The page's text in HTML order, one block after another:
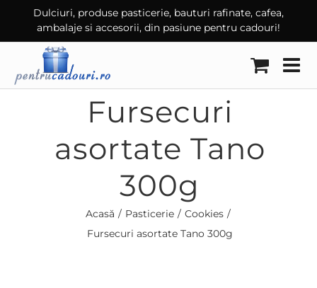
Dulciuri, produse pasticerie, bauturi rafinate, cafea,
ambalaje si accesorii, din pasiune pentru cadouri!
Fursecuri
asortate Tano
300g
Acasă Pasticerie
Cookies
Fursecuri asortate Tano 300g